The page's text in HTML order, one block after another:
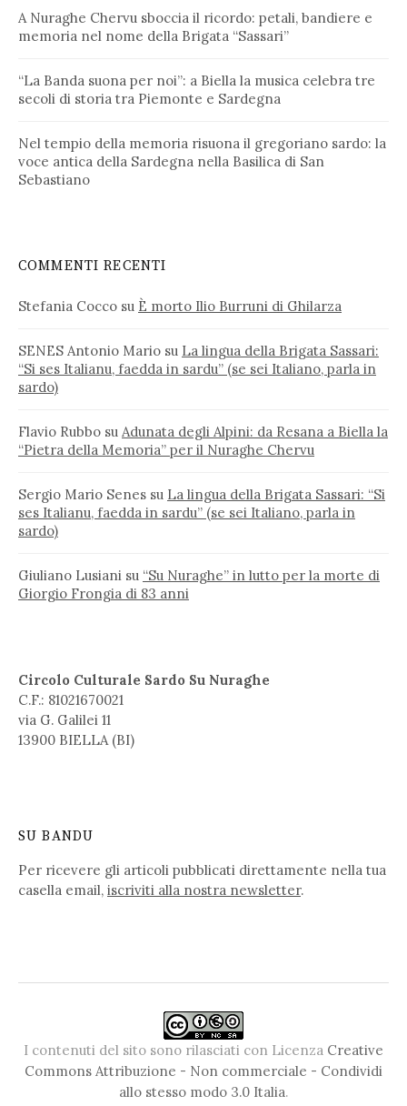
A Nuraghe Chervu sboccia il ricordo: petali, bandiere e
memoria nel nome della Brigata “Sassari”
“La Banda suona per noi”: a Biella la musica celebra tre
secoli di storia tra Piemonte e Sardegna
Nel tempio della memoria risuona il gregoriano sardo: la
voce antica della Sardegna nella Basilica di San
Sebastiano
COMMENTI RECENTI
Stefania Cocco su È morto Ilio Burruni di Ghilarza
SENES Antonio Mario su La lingua della Brigata Sassari:
“Si ses Italianu, faedda in sardu” (se sei Italiano, parla in
sardo)
Flavio Rubbo su Adunata degli Alpini: da Resana a Biella la
“Pietra della Memoria” per il Nuraghe Chervu
Sergio Mario Senes su La lingua della Brigata Sassari: “Si
ses Italianu, faedda in sardu” (se sei Italiano, parla in
sardo)
Giuliano Lusiani su “Su Nuraghe” in lutto per la morte di
Giorgio Frongia di 83 anni
Circolo Culturale Sardo Su Nuraghe
C.F.: 81021670021
via G. Galilei 11
13900 BIELLA (BI)
SU BANDU
Per ricevere gli articoli pubblicati direttamente nella tua
casella email, iscriviti alla nostra newsletter.
I contenuti del sito sono rilasciati con Licenza Creative
Commons Attribuzione - Non commerciale - Condividi
allo stesso modo 3.0 Italia.